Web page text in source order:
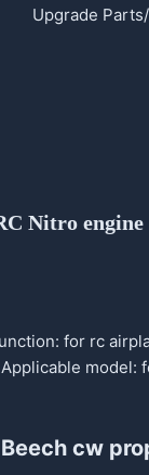
Upgrade
Nitro
for rc
Applicable model:
Beech cw